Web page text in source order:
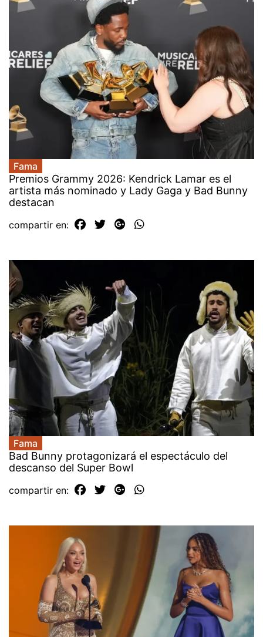
Fama
Premios Grammy 2026: Kendrick Lamar es el
artista más nominado y Lady Gaga y Bad Bunny
destacan
compartir en:
Fama
Bad Bunny protagonizará el espectáculo del
descanso del Super Bowl
compartir en: